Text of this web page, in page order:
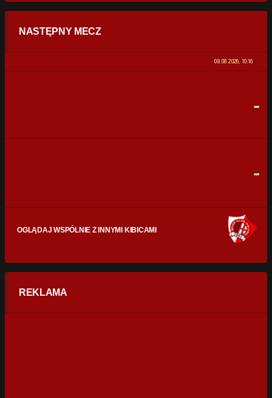
STATYSTYKI
0% 100%
NASTĘPNY MECZ
08.08.2026, 10:16
-
-
OGLĄDAJ WSPÓLNIE Z INNYMI KIBICAMI
REKLAMA